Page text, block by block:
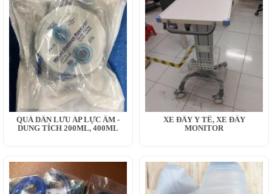
QUẢ DẪN LƯU ÁP LỰC ÂM -
DUNG TÍCH 200ML, 400ML
XE ĐẨY Y TẾ, XE ĐẨY
MONITOR